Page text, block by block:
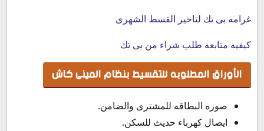
غرامه بى تك لتاخير القسط الشهرى
كيفيه متابعه طلب شراء من بى تك
الأوراق المطلوبه للتقسيط بنظام المينى كاش
صوره البطاقه للمشترى والضامن.
ايصال كهرباء حديث للسكن.